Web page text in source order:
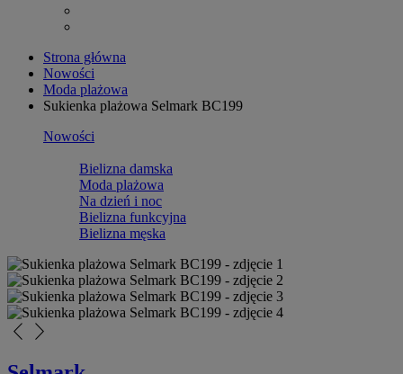
Strona główna
Nowości
Moda plażowa
Sukienka plażowa Selmark BC199
Nowości
Bielizna damska
Moda plażowa
Na dzień i noc
Bielizna funkcyjna
Bielizna męska
arrow_back_ios_new arrow_forward_ios